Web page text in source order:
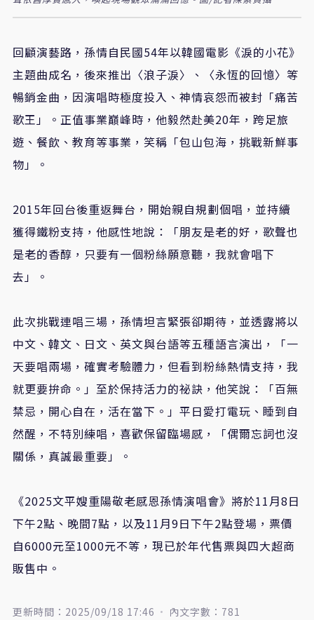
回顧演藝路，孫情自民國54年以韓國電影《淚的小花》
主題曲成名，後來推出〈浪子淚〉、〈永恆的回憶〉等
暢銷金曲，因演唱時極度投入、神情哀怨而被封「痛苦
歌王」。正值事業巔峰時，他毅然赴美20年，跨足旅
遊、餐飲、教育等事業，笑稱「包山包海，挑戰新鮮事
物」。
2015年回台後重返舞台，開始親自規劃個唱，並持續
獲得鐵粉支持，他感性地說：「朋友是老的好，歌聲也
是老的香醇，只要有一個粉絲願意聽，我就會唱下
去」。
此次挑戰連唱三場，孫情坦言緊張卻期待，並透露將以
中文、韓文、日文、英文與台語等五種語言演出，「一
天要唱兩場，確實考驗體力，但看到粉絲熱情支持，我
就更要拚命。」至於保持活力的祕訣，他笑說：「百無
禁忌，開心自在，活在當下。」平日愛打電玩、睡到自
然醒，不特別練唱，喜歡保留臨場感，「偶爾忘詞也沒
關係，真誠最重要」。
《2025文平嫂重陽敬老感恩孫情演唱會》將於11月8日
下午2點、晚間7點，以及11月9日下午2點登場，票價
自6000元至1000元不等，現已於年代售票與四大超商
販售中。
更新時間：2025/09/18 17:46 內文字數：781